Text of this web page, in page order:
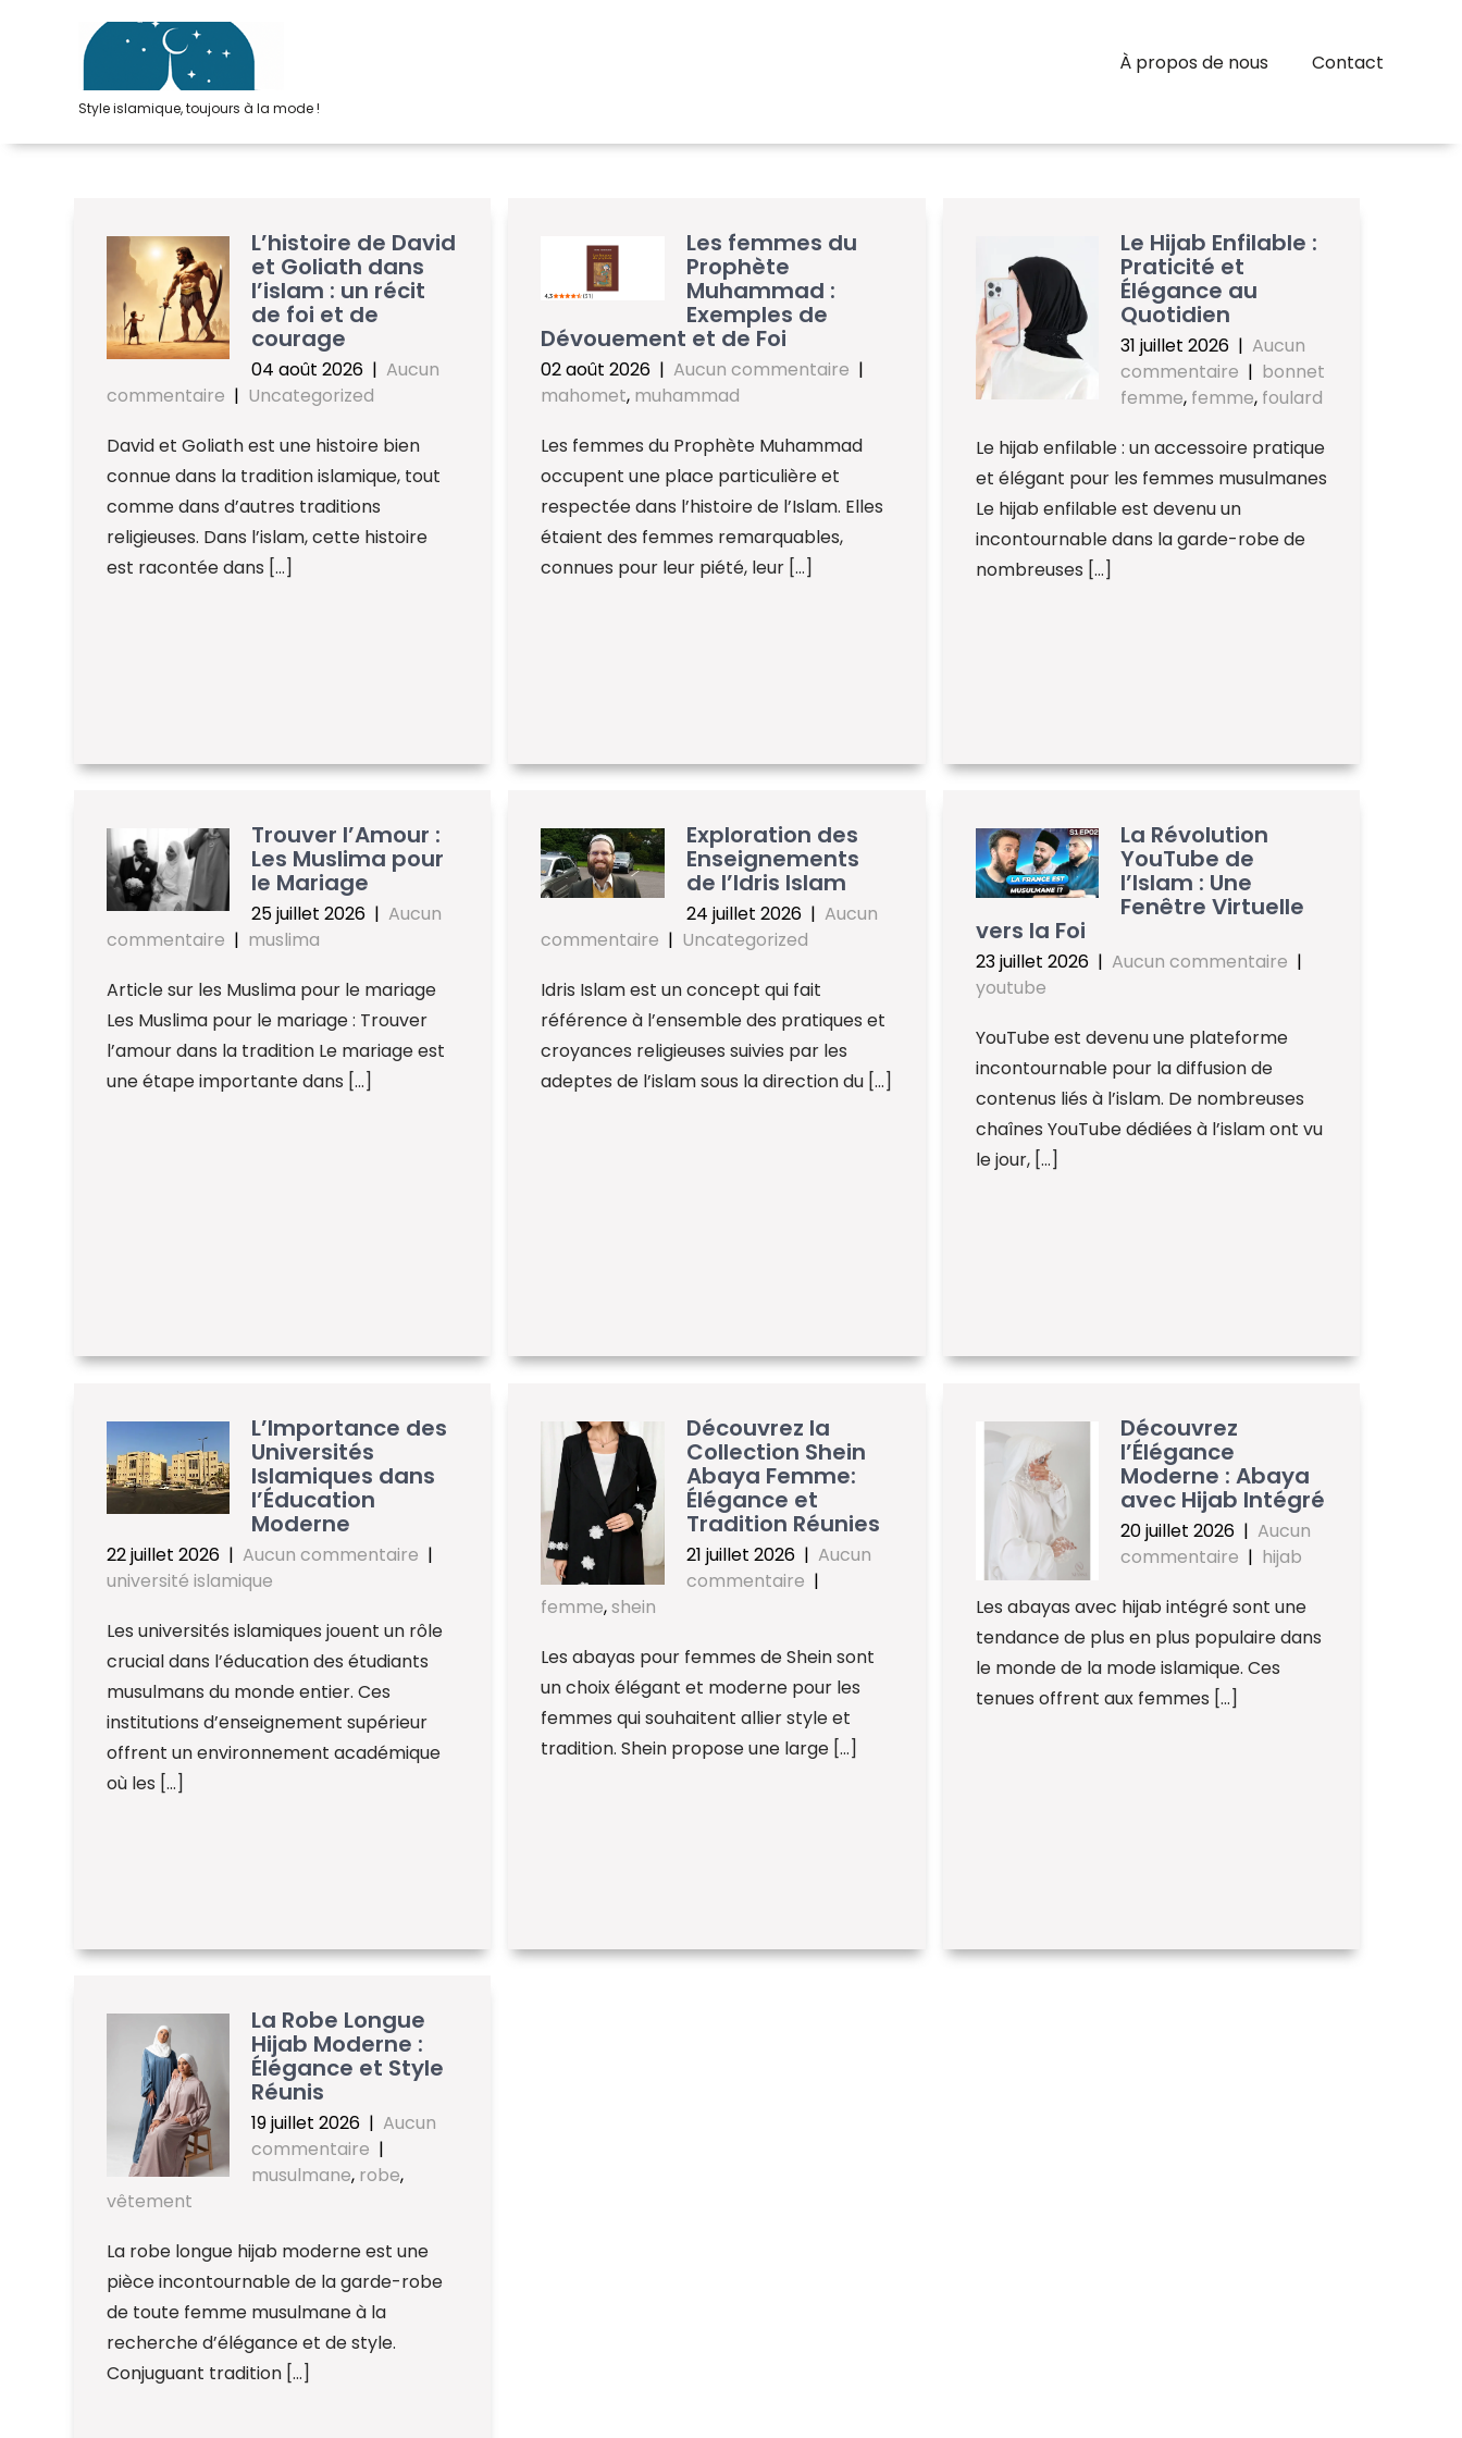
Style islamique, toujours à la mode !
À propos de nous Contact
L’histoire de David
et Goliath dans
l’islam : un récit
de foi et de
courage
04 août 2026 |Aucun
commentaire | Uncategorized
David et Goliath est une histoire bien
connue dans la tradition islamique, tout
comme dans d’autres traditions
religieuses. Dans l’islam, cette histoire
est racontée dans […]
Les femmes du
Prophète
Muhammad :
Exemples de
Dévouement et de Foi
02 août 2026 |Aucun commentaire |
mahomet, muhammad
Les femmes du Prophète Muhammad
occupent une place particulière et
respectée dans l’histoire de l’Islam. Elles
étaient des femmes remarquables,
connues pour leur piété, leur […]
Le Hijab Enfilable :
Praticité et
Élégance au
Quotidien
31 juillet 2026 |Aucun
commentaire | bonnet
femme, femme, foulard
Le hijab enfilable : un accessoire pratique
et élégant pour les femmes musulmanes
Le hijab enfilable est devenu un
incontournable dans la garde-robe de
nombreuses […]
Trouver l’Amour :
Les Muslima pour
le Mariage
25 juillet 2026 |Aucun
commentaire | muslima
Article sur les Muslima pour le mariage
Les Muslima pour le mariage : Trouver
l’amour dans la tradition Le mariage est
une étape importante dans […]
Exploration des
Enseignements
de l’Idris Islam
24 juillet 2026 | Aucun
commentaire | Uncategorized
Idris Islam est un concept qui fait
référence à l’ensemble des pratiques et
croyances religieuses suivies par les
adeptes de l’islam sous la direction du […]
La Révolution
YouTube de
l’Islam : Une
Fenêtre Virtuelle
vers la Foi
23 juillet 2026 | Aucun commentaire |
youtube
YouTube est devenu une plateforme
incontournable pour la diffusion de
contenus liés à l’islam. De nombreuses
chaînes YouTube dédiées à l’islam ont vu
le jour, […]
L’Importance des
Universités
Islamiques dans
l’Éducation
Moderne
22 juillet 2026 | Aucun commentaire |
université islamique
Les universités islamiques jouent un rôle
crucial dans l’éducation des étudiants
musulmans du monde entier. Ces
institutions d’enseignement supérieur
offrent un environnement académique
où les […]
Découvrez la
Collection Shein
Abaya Femme:
Élégance et
Tradition Réunies
21 juillet 2026 | Aucun
commentaire |
femme,shein
Les abayas pour femmes de Shein sont
un choix élégant et moderne pour les
femmes qui souhaitent allier style et
tradition. Shein propose une large […]
Découvrez
l’Élégance
Moderne : Abaya
avec Hijab Intégré
20 juillet 2026 |Aucun
commentaire | hijab
Les abayas avec hijab intégré sont une
tendance de plus en plus populaire dans
le monde de la mode islamique. Ces
tenues offrent aux femmes […]
La Robe Longue
Hijab Moderne :
Élégance et Style
Réunis
19 juillet 2026 |Aucun
commentaire |
musulmane, robe,
vêtement
La robe longue hijab moderne est une
pièce incontournable de la garde-robe
de toute femme musulmane à la
recherche d’élégance et de style.
Conjuguant tradition […]